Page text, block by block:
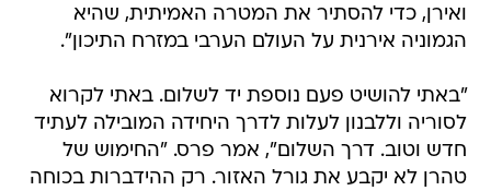
ואירן, כדי להסתיר את המטרה האמיתית, שהיא
הגמוניה אירנית על העולם הערבי במזרח התיכון".
"באתי להושיט פעם נוספת יד לשלום. באתי לקרוא
לסוריה וללבנון לעלות לדרך היחידה המובילה לעתיד
חדש וטוב. דרך השלום", אמר פרס. "החימוש של
טהרן לא יקבע את גורל האזור. רק ההידברות בכוחה